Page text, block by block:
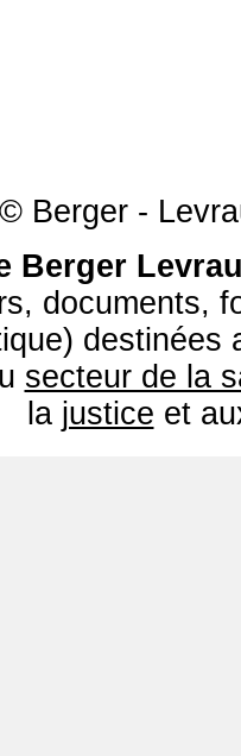
© Berger -
Berger
documents,
destinées
secteur de la
la justice et